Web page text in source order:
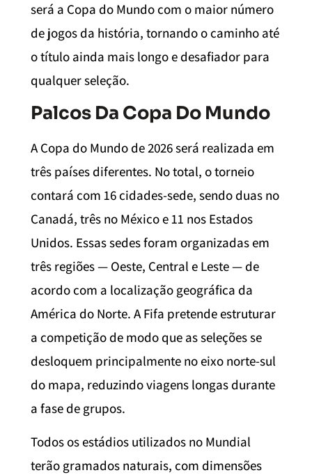
será a Copa do Mundo com o maior número
de jogos da história, tornando o caminho até
o título ainda mais longo e desafiador para
qualquer seleção.
Palcos Da Copa Do Mundo
A Copa do Mundo de 2026 será realizada em
três países diferentes. No total, o torneio
contará com 16 cidades-sede, sendo duas no
Canadá, três no México e 11 nos Estados
Unidos. Essas sedes foram organizadas em
três regiões — Oeste, Central e Leste — de
acordo com a localização geográfica da
América do Norte. A Fifa pretende estruturar
a competição de modo que as seleções se
desloquem principalmente no eixo norte-sul
do mapa, reduzindo viagens longas durante
a fase de grupos.
Todos os estádios utilizados no Mundial
terão gramados naturais, com dimensões